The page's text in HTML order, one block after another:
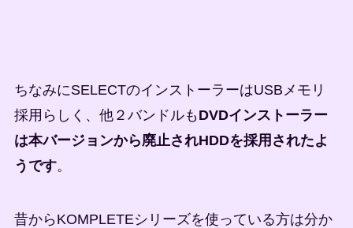
ちなみにSELECTのインストーラーはUSBメモリ
採用らしく、他２バンドルも DVDインストーラー
は本バージョンから廃止されHDDを採用されたよ
うです。
昔からKOMPLETEシリーズを使っている方は分か